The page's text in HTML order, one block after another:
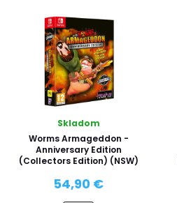
Skladom
Worms Armageddon -
Anniversary Edition
(Collectors Edition) (NSW)
54,90 €